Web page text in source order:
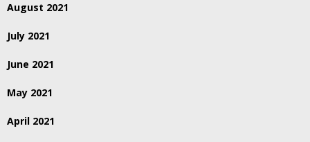
August 2021
July 2021
June 2021
May 2021
April 2021